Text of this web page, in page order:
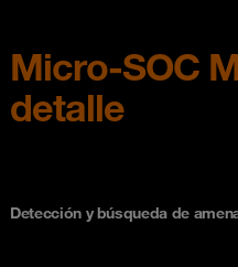
Micro-SOC
detalle
Detección y búsqueda de